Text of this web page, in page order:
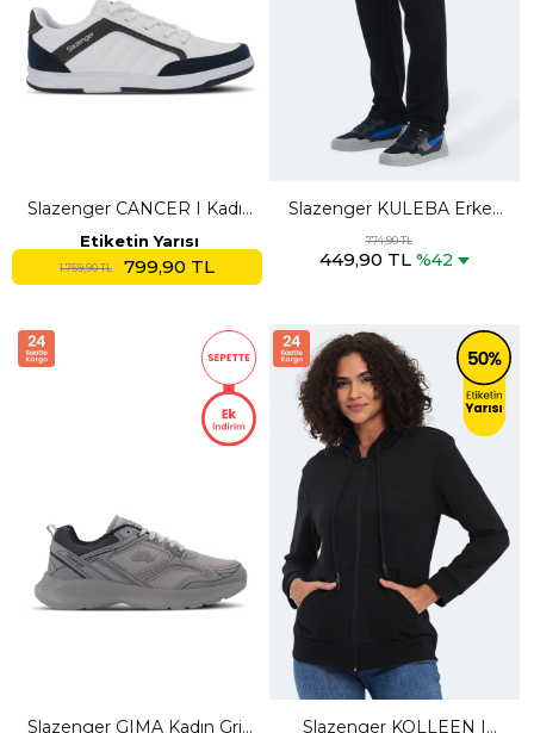
Slazenger CANCER I Kadın
Beyaz Günlük Spor
Ayakkabısı
Etiketin Yarısı
1.759,90 TL 799,90 TL
Slazenger KULEBA Erkek
Cepli Siyah Eşofman Altı
774,90 TL
449,90 TL %42
Slazenger GIMA Kadın Gri /
Slazenger KOLLEEN I